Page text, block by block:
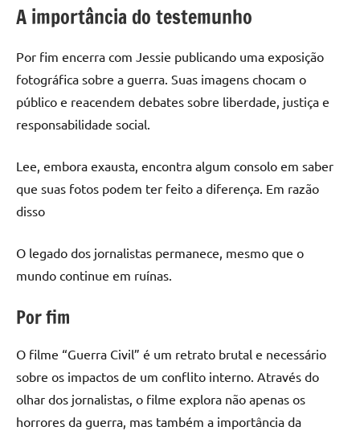
A importância do testemunho
Por fim encerra com Jessie publicando uma exposição
fotográfica sobre a guerra. Suas imagens chocam o
público e reacendem debates sobre liberdade, justiça e
responsabilidade social.
Lee, embora exausta, encontra algum consolo em saber
que suas fotos podem ter feito a diferença. Em razão
disso
O legado dos jornalistas permanece, mesmo que o
mundo continue em ruínas.
Por fim
O filme “Guerra Civil” é um retrato brutal e necessário
sobre os impactos de um conflito interno. Através do
olhar dos jornalistas, o filme explora não apenas os
horrores da guerra, mas também a importância da